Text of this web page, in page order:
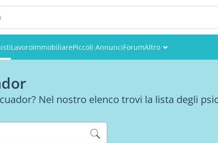
LavoroImmobiliarePiccoli AnnunciForumAltro
Nel nostro elenco trovi la lista degli